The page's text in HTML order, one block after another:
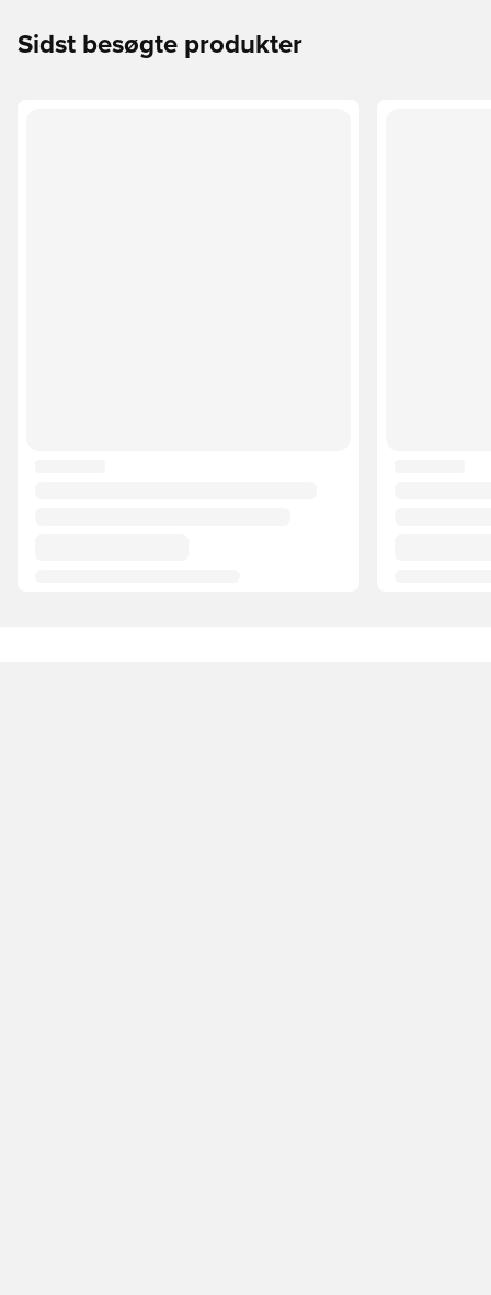
Sidst besøgte produkter